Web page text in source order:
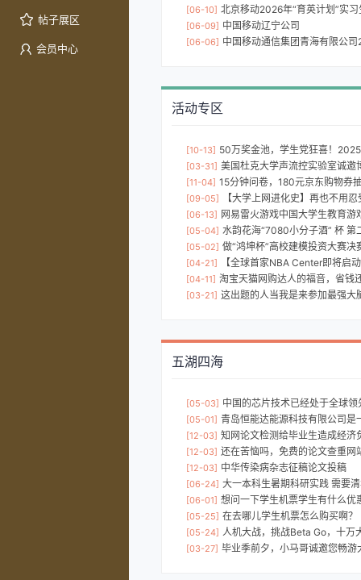
帖子展区
会员中心
[06-10] 北京移动2026年“育英计划”实
[06-09] 中国移动辽宁公司
[06-06] 中国移动通信集团青海有限公司
活动专区
[10-13] 50万奖金池，学生党狂喜！2025 深圳国
[03-31] 美国杜克大学声流控实验室诚邀博
[11-04] 15分钟问卷，180元京东购物券
[09-05] 【大学上网进化史】再也不用
[06-13] 网易雷火游戏中国大学生教育游戏设
[05-04] 水韵花海“7080小分子酒” 杯 第二届中
[05-02] 做“鸿坤杯”高校建模投资大赛决赛观众，免费
[04-21] 【全球首家NBA Center即将启
[04-11] 淘宝天猫网购达人的福音，省钱
[03-21] 这出题的人当我是来参加最强大脑的吗？
五湖四海
[05-03] 中国的芯片技术已经处于全球领
[05-01] 青岛恒能达能源科技有限公司是一家领先全球的能源，发动
[12-03] 知网论文检测给毕业生造成经济
[12-03] 还在苦恼吗，免费的论文查重网
[12-03] 中华传染病杂志征稿论文投稿
[06-24] 大一本科生暑期科研实践 需要
[06-01] 想问一下学生机票学生有什么优
[05-25] 在去哪儿学生机票怎么购买啊？
[05-24] 人机大战，挑战Beta Go，十万
[03-27] 毕业季前夕，小马哥诚邀您畅游大西北，享受私